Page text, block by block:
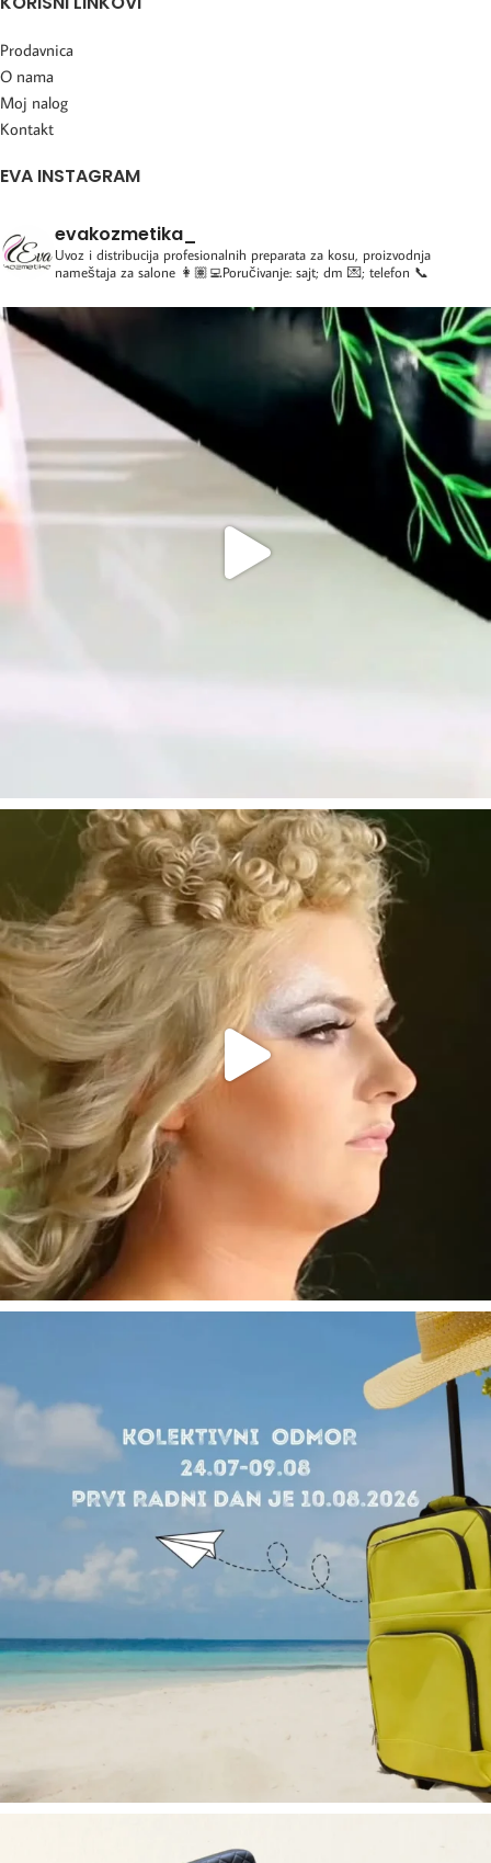
Prodavnica
O nama
Moj nalog
Kontakt
EVA INSTAGRAM
evakozmetika_
Uvoz i distribucija profesionalnih preparata za kosu, proizvodnja
nameštaja za salone 👩🏽‍💻Poručivanje: sajt; dm 💌; telefon 📞